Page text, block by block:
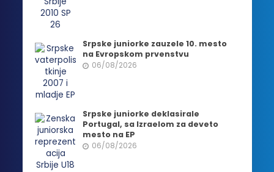
Srpske juniorke zauzele 10. mesto
na Evropskom prvenstvu
06/08/2026
Srpske juniorke deklasirale
Portugal, sa Izraelom za deveto
mesto na EP
06/08/2026